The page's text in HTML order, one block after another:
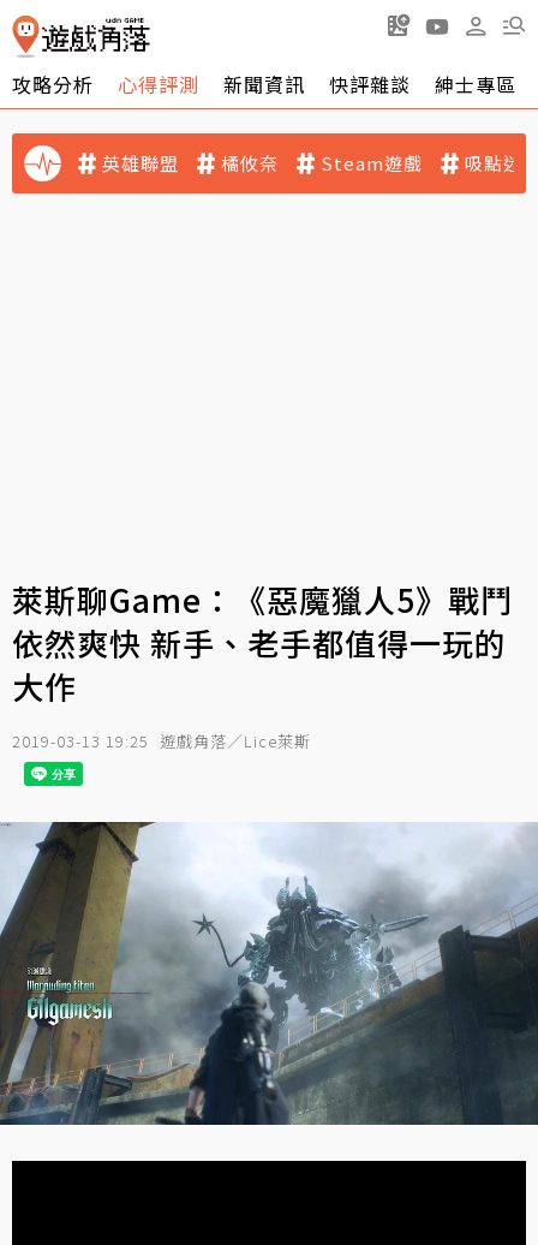
攻略分析 心得評測 新聞資訊 快評雜談 紳士專區
英雄聯盟 橘攸奈 Steam遊戲 吸點迷
萊斯聊Game：《惡魔獵人5》戰鬥
依然爽快 新手、老手都值得一玩的
大作
2019-03-13 19:25 遊戲角落／Lice萊斯